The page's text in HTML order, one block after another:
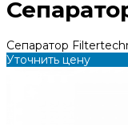
Сепаратор
Уточнить цену